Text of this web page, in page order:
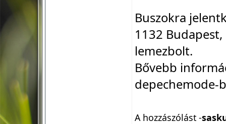
Buszokra
1132
lemezbolt.
Bővebb
depechemode-
A hozzászólást -